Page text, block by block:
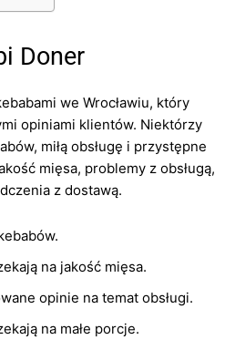
Doner
we Wrocławiu, który
opiniami klientów. Niektórzy
miłą obsługę i przystępne
mięsa, problemy z obsługą,
z dostawą.
na jakość mięsa.
opinie na temat obsługi.
na małe porcje.